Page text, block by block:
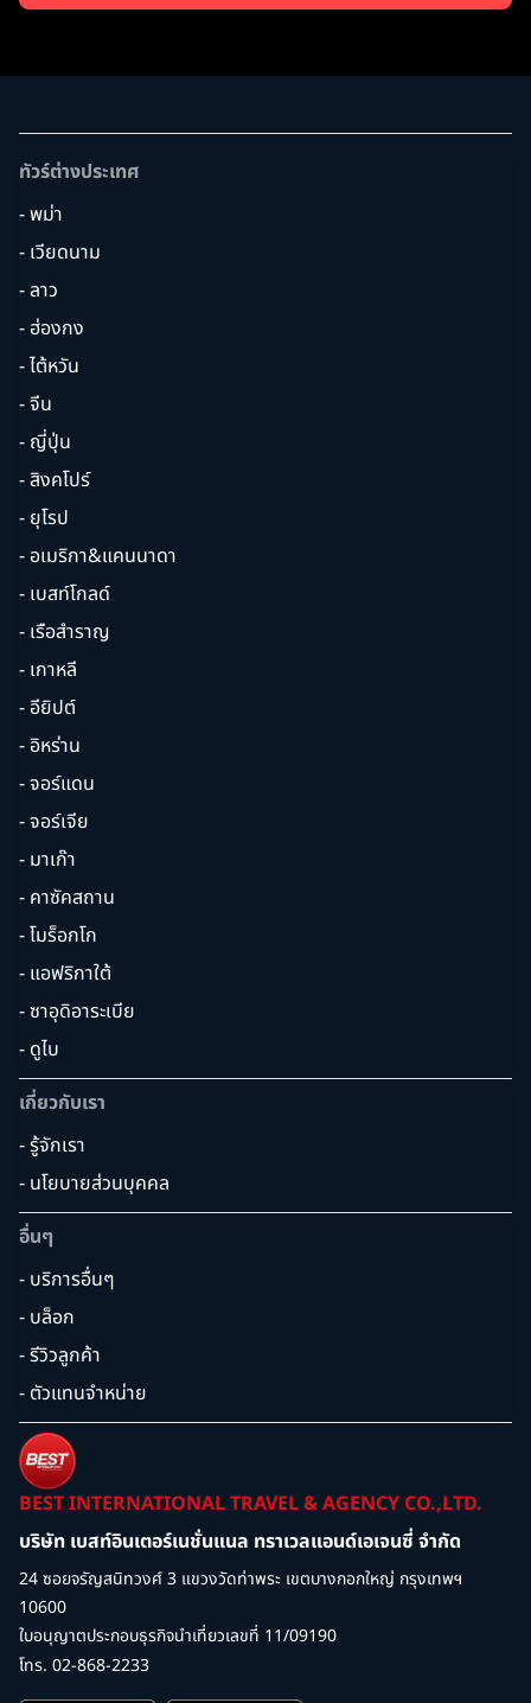
ทัวร์ต่างประเทศ
- พม่า
- เวียดนาม
- ลาว
- ฮ่องกง
- ไต้หวัน
- จีน
- ญี่ปุ่น
- สิงคโปร์
- ยุโรป
- อเมริกา&แคนนาดา
- เบสท์โกลด์
- เรือสำราญ
- เกาหลี
- อียิปต์
- อิหร่าน
- จอร์แดน
- จอร์เจีย
- มาเก๊า
- คาซัคสถาน
- โมร็อกโก
- แอฟริกาใต้
- ซาอุดิอาระเบีย
- ดูไบ
เกี่ยวกับเรา
- รู้จักเรา
- นโยบายส่วนบุคคล
อื่นๆ
- บริการอื่นๆ
- บล็อก
- รีวิวลูกค้า
- ตัวแทนจำหน่าย
BEST INTERNATIONAL TRAVEL & AGENCY CO.,LTD.
บริษัท เบสท์อินเตอร์เนชั่นแนล ทราเวลแอนด์เอเจนซี่ จำกัด
24 ซอยจรัญสนิทวงศ์ 3 แขวงวัดท่าพระ เขตบางกอกใหญ่ กรุงเทพฯ
10600
ใบอนุญาตประกอบธุรกิจนำเที่ยวเลขที่ 11/09190
โทร. 02-868-2233